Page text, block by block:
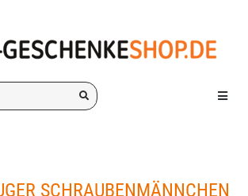
Menü
SCHRAUBENMÄNNCHEN